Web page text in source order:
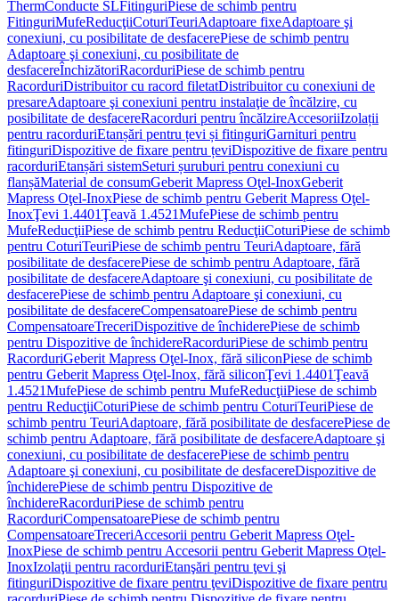
ThermConducte SLFitinguriPiese de schimb pentru
FitinguriMufeReducţiiCoturiTeuriAdaptoare fixeAdaptoare şi
conexiuni, cu posibilitate de desfacerePiese de schimb pentru
Adaptoare şi conexiuni, cu posibilitate de
desfacereÎnchizătoriRacorduriPiese de schimb pentru
RacorduriDistribuitor cu racord filetatDistribuitor cu conexiuni de
presareAdaptoare şi conexiuni pentru instalaţie de încălzire, cu
posibilitate de desfacereRacorduri pentru încălzireAccesoriiIzolații
pentru racorduriEtanșări pentru țevi și fitinguriGarnituri pentru
fitinguriDispozitive de fixare pentru țeviDispozitive de fixare pentru
racorduriEtanșări sistemSeturi șuruburi pentru conexiuni cu
flanșăMaterial de consumGeberit Mapress Oţel-InoxGeberit
Mapress Oţel-InoxPiese de schimb pentru Geberit Mapress Oţel-
InoxŢevi 1.4401Ţeavă 1.4521MufePiese de schimb pentru
MufeReducţiiPiese de schimb pentru ReducţiiCoturiPiese de schimb
pentru CoturiTeuriPiese de schimb pentru TeuriAdaptoare, fără
posibilitate de desfacerePiese de schimb pentru Adaptoare, fără
posibilitate de desfacereAdaptoare şi conexiuni, cu posibilitate de
desfacerePiese de schimb pentru Adaptoare şi conexiuni, cu
posibilitate de desfacereCompensatoarePiese de schimb pentru
CompensatoareTreceriDispozitive de închiderePiese de schimb
pentru Dispozitive de închidereRacorduriPiese de schimb pentru
RacorduriGeberit Mapress Oţel-Inox, fără siliconPiese de schimb
pentru Geberit Mapress Oţel-Inox, fără siliconŢevi 1.4401Ţeavă
1.4521MufePiese de schimb pentru MufeReducţiiPiese de schimb
pentru ReducţiiCoturiPiese de schimb pentru CoturiTeuriPiese de
schimb pentru TeuriAdaptoare, fără posibilitate de desfacerePiese de
schimb pentru Adaptoare, fără posibilitate de desfacereAdaptoare şi
conexiuni, cu posibilitate de desfacerePiese de schimb pentru
Adaptoare şi conexiuni, cu posibilitate de desfacereDispozitive de
închiderePiese de schimb pentru Dispozitive de
închidereRacorduriPiese de schimb pentru
RacorduriCompensatoarePiese de schimb pentru
CompensatoareTreceriAccesorii pentru Geberit Mapress Oţel-
InoxPiese de schimb pentru Accesorii pentru Geberit Mapress Oţel-
InoxIzolaţii pentru racorduriEtanşări pentru ţevi şi
fitinguriDispozitive de fixare pentru ţeviDispozitive de fixare pentru